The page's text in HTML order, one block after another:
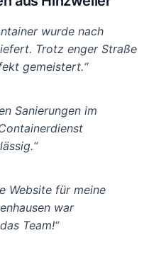
wurde nach
Trotz enger Straße
gemeistert.“
Sanierungen im
Website für meine
war
Team!“